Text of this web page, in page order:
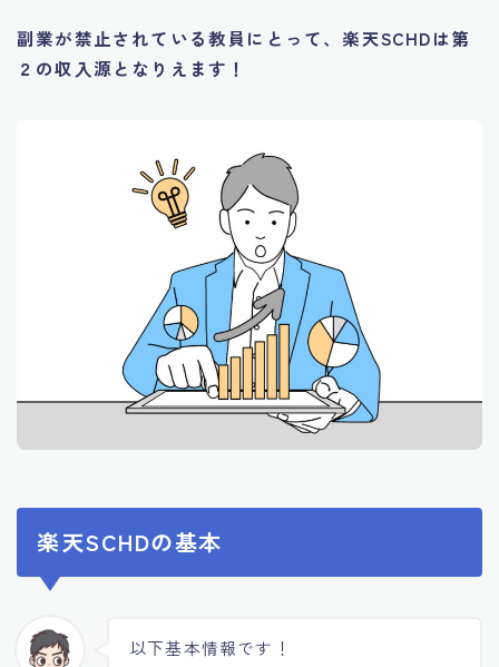
副業が禁止されている教員にとって、楽天SCHDは第
２の収入源となりえます！
楽天SCHDの基本
以下基本情報です！